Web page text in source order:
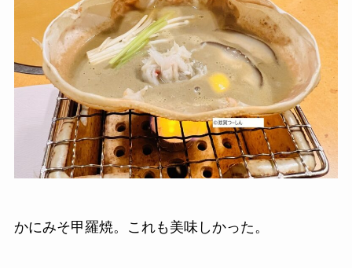
かにみそ甲羅焼。これも美味しかった。